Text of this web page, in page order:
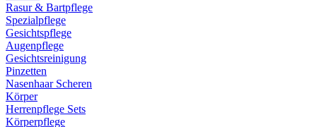
Rasur & Bartpflege
Spezialpflege
Gesichtspflege
Augenpflege
Gesichtsreinigung
Pinzetten
Nasenhaar Scheren
Körper
Herrenpflege Sets
Körperpflege